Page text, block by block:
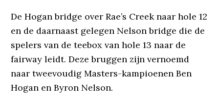
De Hogan bridge over Rae’s Creek naar hole 12
en de daarnaast gelegen Nelson bridge die de
spelers van de teebox van hole 13 naar de
fairway leidt. Deze bruggen zijn vernoemd
naar tweevoudig Masters-kampioenen Ben
Hogan en Byron Nelson.